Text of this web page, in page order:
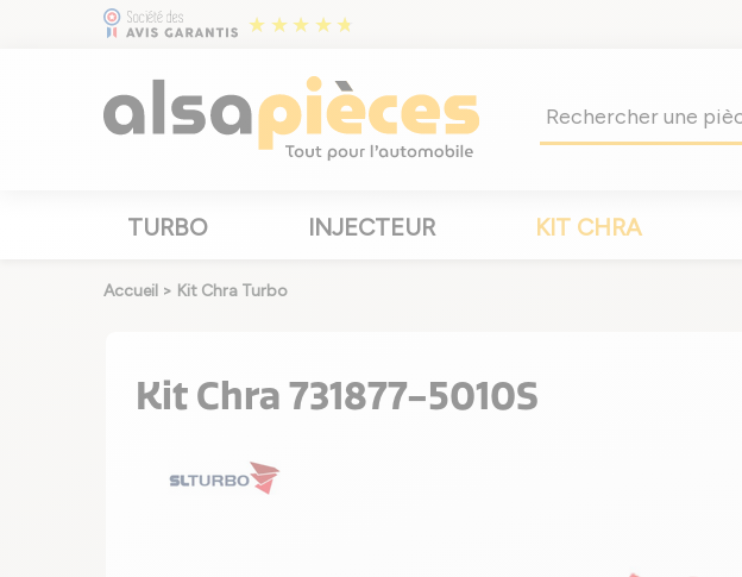
TURBO INJECTEUR KIT CHRA
Accueil > Kit Chra Turbo
Kit Chra 731877-5010S